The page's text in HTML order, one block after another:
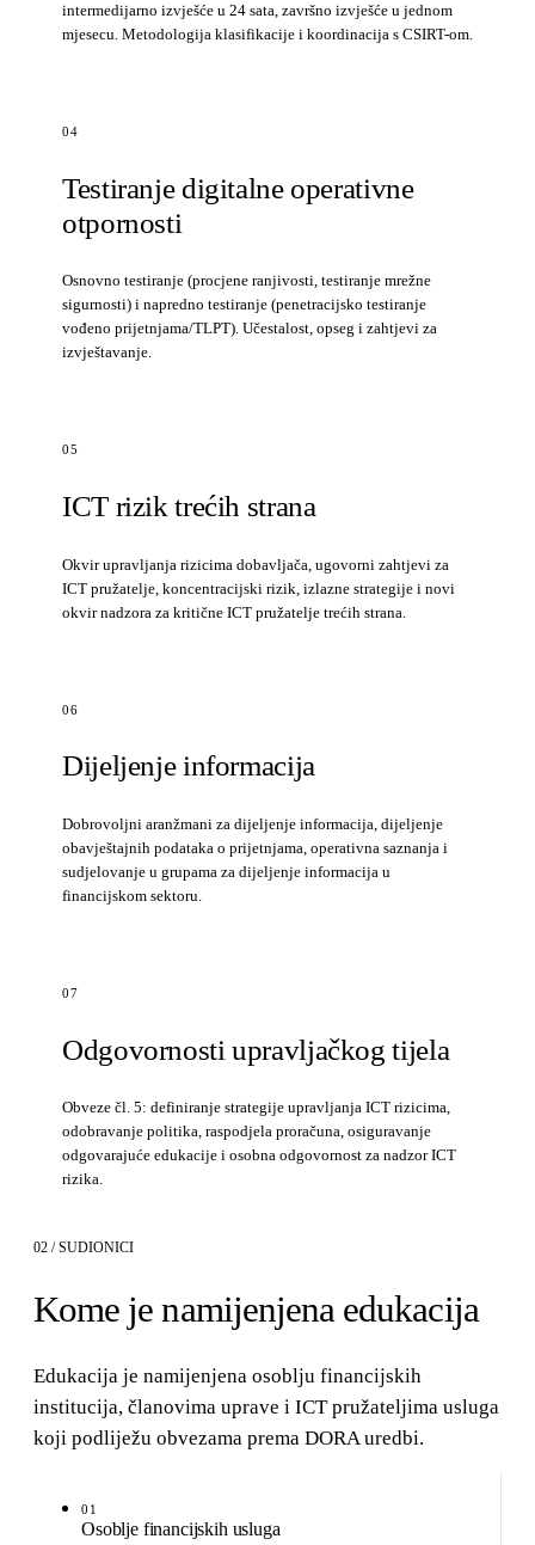
intermedijarno izvješće u 24 sata, završno izvješće u jednom
mjesecu. Metodologija klasifikacije i koordinacija s CSIRT-om.
04
Testiranje digitalne operativne
otpornosti
Osnovno testiranje (procjene ranjivosti, testiranje mrežne
sigurnosti) i napredno testiranje (penetracijsko testiranje
vođeno prijetnjama/TLPT). Učestalost, opseg i zahtjevi za
izvještavanje.
05
ICT rizik trećih strana
Okvir upravljanja rizicima dobavljača, ugovorni zahtjevi za
ICT pružatelje, koncentracijski rizik, izlazne strategije i novi
okvir nadzora za kritične ICT pružatelje trećih strana.
06
Dijeljenje informacija
Dobrovoljni aranžmani za dijeljenje informacija, dijeljenje
obavještajnih podataka o prijetnjama, operativna saznanja i
sudjelovanje u grupama za dijeljenje informacija u
financijskom sektoru.
07
Odgovornosti upravljačkog tijela
Obveze čl. 5: definiranje strategije upravljanja ICT rizicima,
odobravanje politika, raspodjela proračuna, osiguravanje
odgovarajuće edukacije i osobna odgovornost za nadzor ICT
rizika.
02 / SUDIONICI
Kome je namijenjena edukacija
Edukacija je namijenjena osoblju financijskih
institucija, članovima uprave i ICT pružateljima usluga
koji podliježu obvezama prema DORA uredbi.
01
Osoblje financijskih usluga